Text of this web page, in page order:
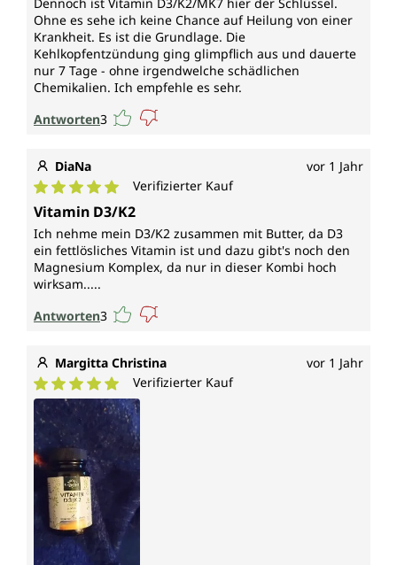
Ohne es sehe ich keine Chance auf Heilung von einer
Krankheit. Es ist die Grundlage. Die
Kehlkopfentzündung ging glimpflich aus und dauerte
nur 7 Tage - ohne irgendwelche schädlichen
Chemikalien. Ich empfehle es sehr.
Antworten3
DiaNa vor 1 Jahr
Durchschnittliche Bewertung von 5 von 5 Sternen
Verifizierter Kauf
Vitamin D3/K2
Ich nehme mein D3/K2 zusammen mit Butter, da D3
ein fettlösliches Vitamin ist und dazu gibt's noch den
Magnesium Komplex, da nur in dieser Kombi hoch
wirksam.....
Antworten3
Margitta Christina vor 1 Jahr
Durchschnittliche Bewertung von 5 von 5 Sternen
Verifizierter Kauf